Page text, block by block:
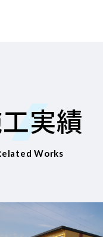
Works
実績